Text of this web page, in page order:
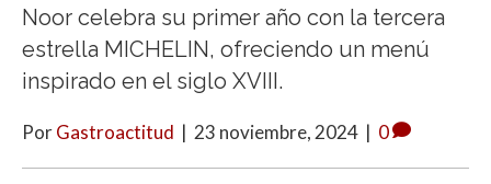
Noor celebra su primer año con la tercera
estrella MICHELIN, ofreciendo un menú
inspirado en el siglo XVIII.
PorGastroactitud | 23 noviembre, 2024 | 0